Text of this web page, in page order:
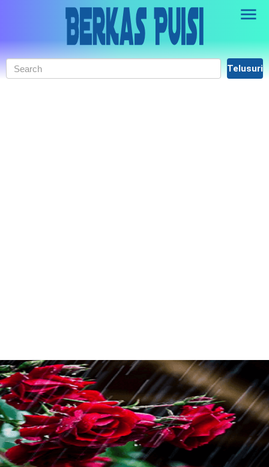
Skip to main content